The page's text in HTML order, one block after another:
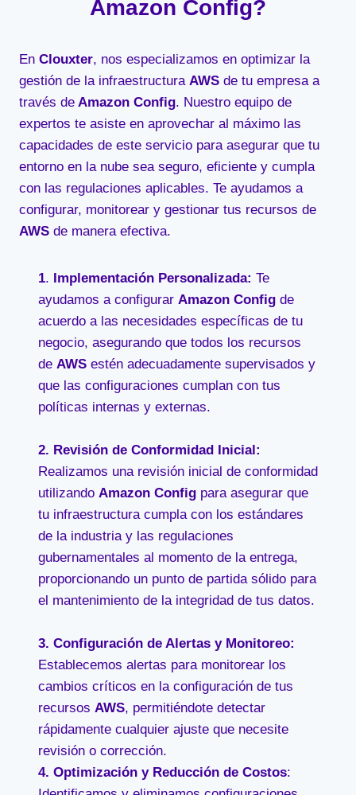
Amazon Config?
En Clouxter, nos especializamos en optimizar la
gestión de la infraestructura AWS de tu empresa a
través de Amazon Config. Nuestro equipo de
expertos te asiste en aprovechar al máximo las
capacidades de este servicio para asegurar que tu
entorno en la nube sea seguro, eficiente y cumpla
con las regulaciones aplicables. Te ayudamos a
configurar, monitorear y gestionar tus recursos de
AWS de manera efectiva.
1. Implementación Personalizada: Te
ayudamos a configurar Amazon Config de
acuerdo a las necesidades específicas de tu
negocio, asegurando que todos los recursos
de AWS estén adecuadamente supervisados y
que las configuraciones cumplan con tus
políticas internas y externas.
2. Revisión de Conformidad Inicial:
Realizamos una revisión inicial de conformidad
utilizando Amazon Config para asegurar que
tu infraestructura cumpla con los estándares
de la industria y las regulaciones
gubernamentales al momento de la entrega,
proporcionando un punto de partida sólido para
el mantenimiento de la integridad de tus datos.
3. Configuración de Alertas y Monitoreo:
Establecemos alertas para monitorear los
cambios críticos en la configuración de tus
recursos AWS, permitiéndote detectar
rápidamente cualquier ajuste que necesite
revisión o corrección.
4. Optimización y Reducción de Costos: